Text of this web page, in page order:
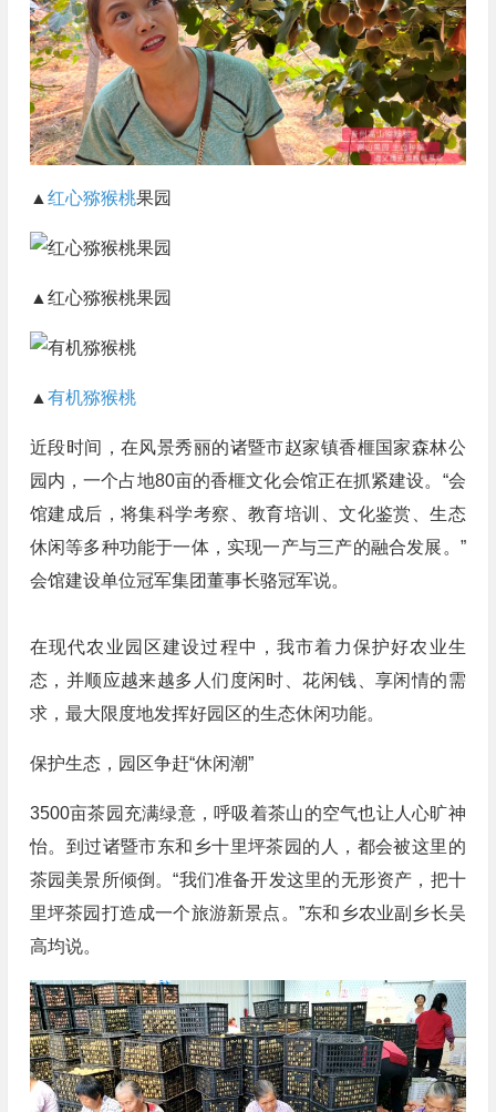
▲ 红心猕猴桃果园
▲红心猕猴桃果园
▲ 有机猕猴桃
近段时间，在风景秀丽的诸暨市赵家镇香榧国家森林公
园内，一个占地80亩的香榧文化会馆正在抓紧建设。“会
馆建成后，将集科学考察、教育培训、文化鉴赏、生态
休闲等多种功能于一体，实现一产与三产的融合发展。”
会馆建设单位冠军集团董事长骆冠军说。
在现代农业园区建设过程中，我市着力保护好农业生
态，并顺应越来越多人们度闲时、花闲钱、享闲情的需
求，最大限度地发挥好园区的生态休闲功能。
保护生态，园区争赶“休闲潮”
3500亩茶园充满绿意，呼吸着茶山的空气也让人心旷神
怡。到过诸暨市东和乡十里坪茶园的人，都会被这里的
茶园美景所倾倒。“我们准备开发这里的无形资产，把十
里坪茶园打造成一个旅游新景点。”东和乡农业副乡长吴
高均说。